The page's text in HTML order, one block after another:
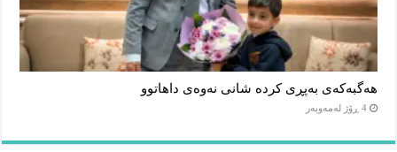
هەگبەکەی بەپڕی کردە شانی نەوەی داهاتوو
4 ڕۆژ لەمەوبەر